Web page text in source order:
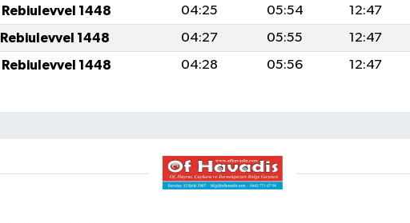
Rebiulevvel 1448 04:25 05:54 12:47
Rebiulevvel 1448 04:27 05:55 12:47
Rebiulevvel 1448 04:28 05:56 12:47